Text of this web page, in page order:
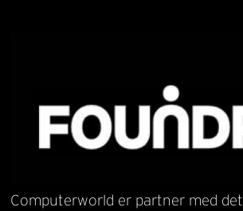
Computerworld er partner med det